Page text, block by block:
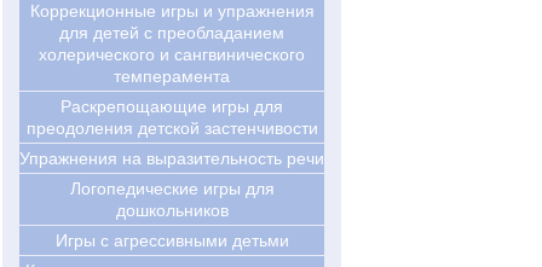
Коррекционные игры и упражнения
для детей с преобладанием
холерического и сангвинического
темперамента
Раскрепощающие игры для
преодоления детской застенчивости
Упражнения на выразительность речи
Логопедические игры для
дошкольников
Игры с агрессивными детьми